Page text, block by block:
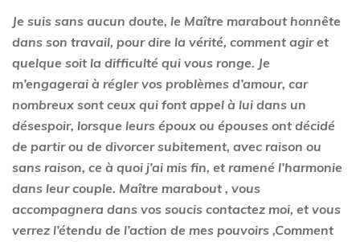
Je suis sans aucun doute, le Maître marabout honnête
dans son travail, pour dire la vérité, comment agir et
quelque soit la difficulté qui vous ronge. Je
m’engagerai à régler vos problèmes d’amour, car
nombreux sont ceux qui font appel à lui dans un
désespoir, lorsque leurs époux ou épouses ont décidé
de partir ou de divorcer subitement, avec raison ou
sans raison, ce à quoi j’ai mis fin, et ramené l’harmonie
dans leur couple. Maître marabout , vous
accompagnera dans vos soucis contactez moi, et vous
verrez l’étendu de l’action de mes pouvoirs ,Comment